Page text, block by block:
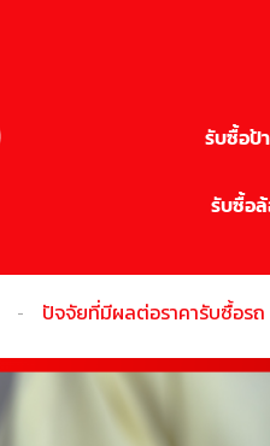
รับซื้อป้
รับซื้อ
ปัจจัยที่มีผลต่อราคารับซื้อรถ